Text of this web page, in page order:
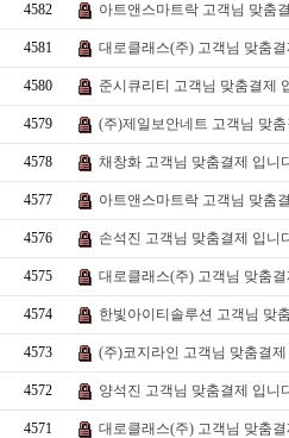
4582 아트앤스마트락 고객님 맞춤
4581 대로클래스(주) 고객님 맞춤
4580 준시큐리티 고객님 맞춤결제
4579 (주)제일보안네트 고객님 맞
4578 채창화 고객님 맞춤결제 입니
4577 아트앤스마트락 고객님 맞춤
4576 손석진 고객님 맞춤결제 입니
4575 대로클래스(주) 고객님 맞춤
4574 한빛아이티솔루션 고객님 맞
4573 (주)코지라인 고객님 맞춤결제
4572 양석진 고객님 맞춤결제 입니
4571 대로클래스(주) 고객님 맞춤